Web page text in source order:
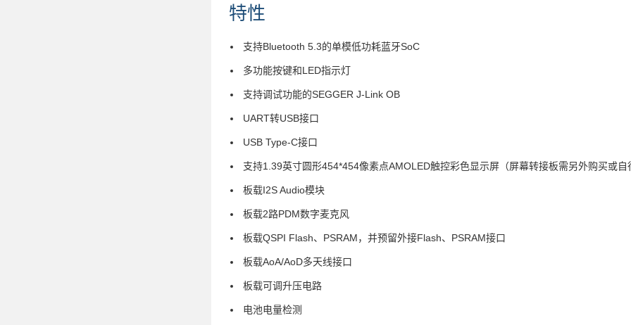
特性
支持Bluetooth 5.3的单模低功耗蓝牙SoC
多功能按键和LED指示灯
支持调试功能的SEGGER J-Link OB
UART转USB接口
USB Type-C接口
支持1.39英寸圆形454*454像素点AMOLED触控彩色显示屏（屏幕转接板需另外购买或自
板载I2S Audio模块
板载2路PDM数字麦克风
板载QSPI Flash、PSRAM，并预留外接Flash、PSRAM接口
板载AoA/AoD多天线接口
板载可调升压电路
电池电量检测